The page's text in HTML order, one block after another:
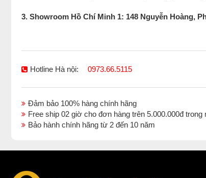
3. Showroom Hồ Chí Minh 1: 148 Nguyễn Hoàng,
Hotline Hà nội: 0973.66.5115
Đảm bảo 100% hàng chính hãng
Free ship 02 giờ cho đơn hàng trên 5.000.000đ trong
Bảo hành chính hãng từ 2 đến 10 năm